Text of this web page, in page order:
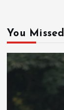
You Missed